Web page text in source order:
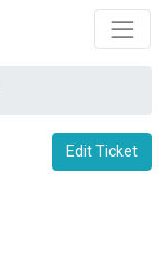
Edit Ticket